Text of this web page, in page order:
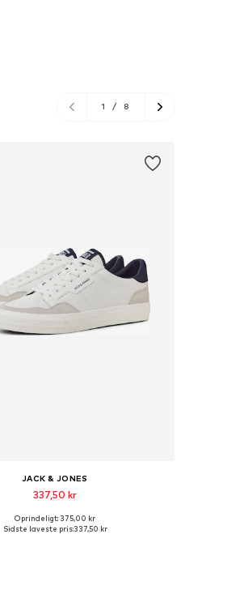
1 / 8
JACK & JONES
337,50 kr
Fås i mange størrelser
Oprindeligt: 375,00 kr
Sidste laveste pris:337,50 kr